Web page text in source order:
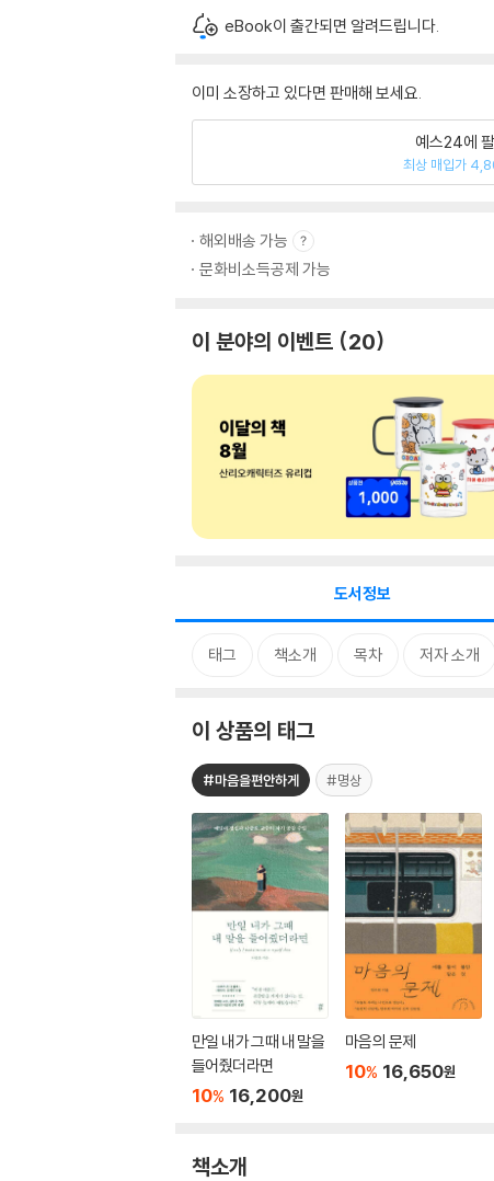
eBook이 출간되면 알려드립니다.
이미 소장하고 있다면 판매해 보세요.
예스24에
최상 매입가
해외배송 가능
문화비소득공제 가능
이 분야의 이벤트 20
도서정보
태그 책소개 목차 저자 소개
이 상품의 태그
#마음을편안하게 #명상
만일 내가 그때 내 말을
들어줬더라면
10% 16,200원
마음의 문제
10% 16,650원
책소개